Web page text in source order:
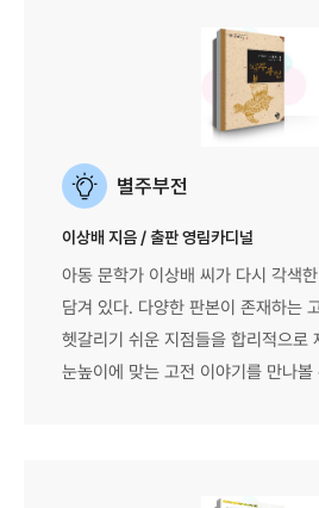
별주부전
이상배 지음 / 출판 영림카디널
아동 문학가 이상배 씨가 다시 각색
담겨 있다. 다양한 판본이 존재하는
헷갈리기 쉬운 지점들을 합리적으로
눈높이에 맞는 고전 이야기를 만나볼